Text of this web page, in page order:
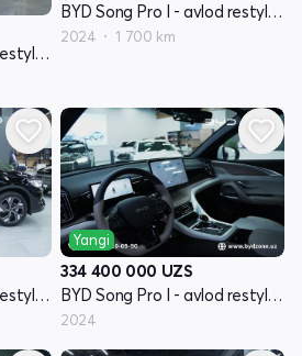
BYD Song Pro I - avlod restyling
BYD Song Pro I - avlod restyling
2024 1 700 km
BYD Song Pro I - avlod restyling
Yangi
334 400 000 UZS
BYD Song Pro I - avlod restyling
2024